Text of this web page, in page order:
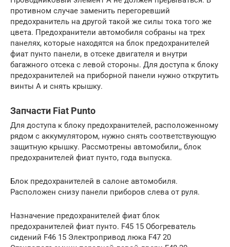
противном случае заменить перегоревший
предохранитель на другой такой же силы тока того же
цвета. Предохранители автомобиля собраны на трех
панелях, которые находятся на блок предохранителей
фиат пунто панели, в отсеке двигателя и внутри
багажного отсека с левой стороны. Для доступа к блоку
предохранителей на приборной панели нужно открутить
винты A и снять крышку.
Запчасти Fiat Punto
Для доступа к блоку предохранителей, расположенному
рядом с аккумулятором, нужно снять соответствующую
защитную крышку. Рассмотрены автомобили,, блок
предохранителей фиат пунто, года выпуска.
Блок предохранителей в салоне автомобиля.
Расположен снизу панели приборов слева от руля.
Назначение предохранителей фиат блок
предохранителей фиат пунто. F45 15 Обогреватель
сидений F46 15 Электропривод люка F47 20